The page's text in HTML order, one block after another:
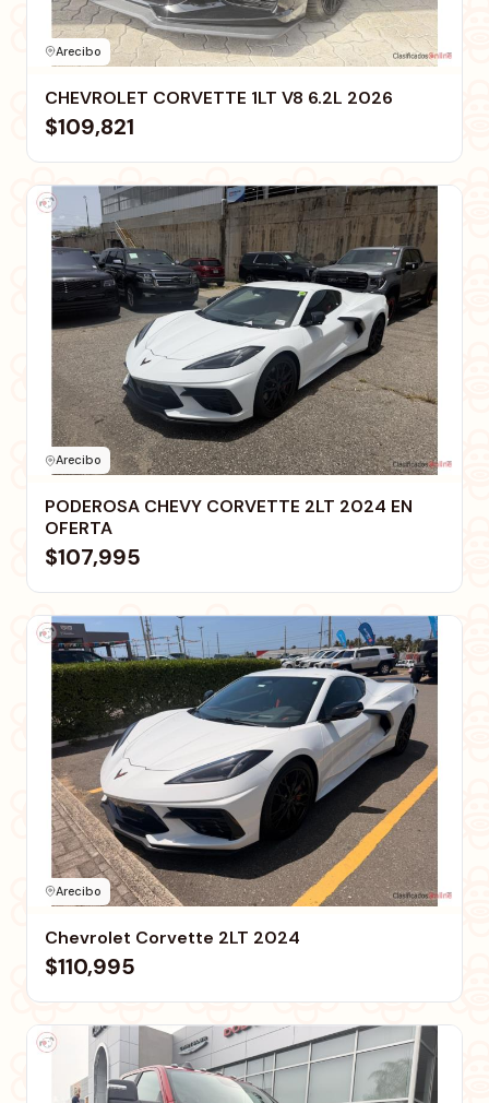
Arecibo
CHEVROLET CORVETTE 1LT V8 6.2L 2026
$109,821
Arecibo
PODEROSA CHEVY CORVETTE 2LT 2024 EN
OFERTA
$107,995
Arecibo
Chevrolet Corvette 2LT 2024
$110,995